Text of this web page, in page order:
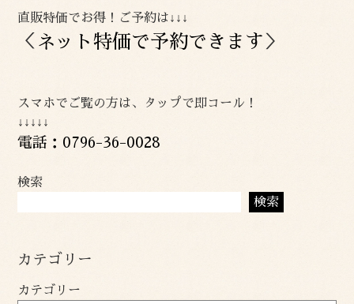
直販特価でお得！ご予約は↓↓↓
＜ ネット特価で予約できます ＞
スマホでご覧の方は、タップで即コール！
↓↓↓↓↓
電話：0796-36-0028
検索
検索
カテゴリー
カテゴリー